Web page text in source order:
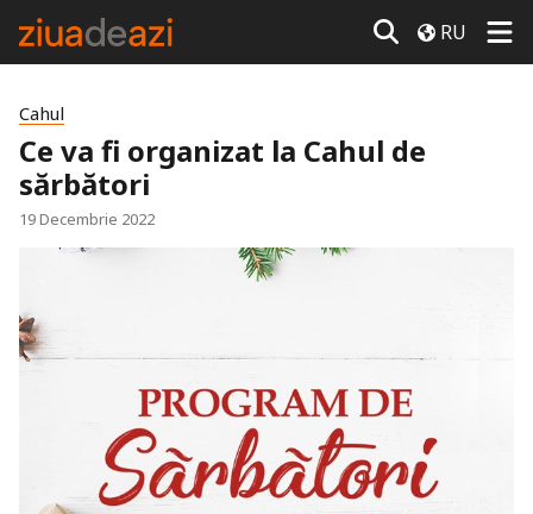
RU
Cahul
Ce va fi organizat la Cahul de
sărbători
19 Decembrie 2022